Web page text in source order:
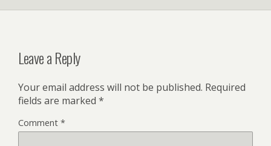
Leave a Reply
Your email address will not be published. Required
fields are marked *
Comment *